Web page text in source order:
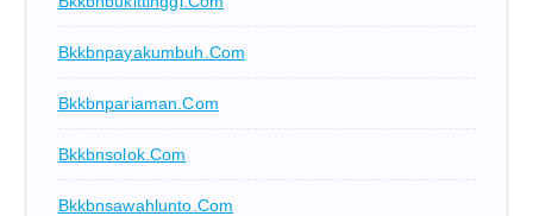
Bkkbnpayakumbuh.com
Bkkbnpariaman.com
Bkkbnsolok.com
Bkkbnsawahlunto.com